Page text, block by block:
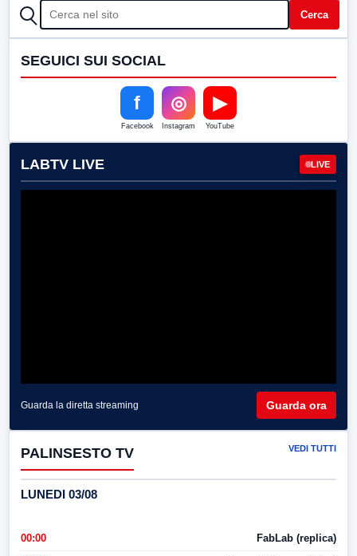
CERCA Cerca
SEGUICI SUI SOCIAL
f
Facebook
◎
Instagram
▶
YouTube
LABTV LIVE LIVE
Guarda la diretta streaming Guarda ora
PALINSESTO TV VEDI TUTTI
LUNEDI 03/08
00:00 FabLab (replica)